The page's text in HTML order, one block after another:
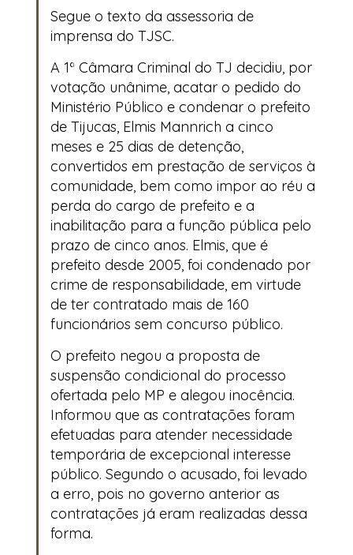
Segue o texto da assessoria de
imprensa do TJSC.
A 1ª Câmara Criminal do TJ decidiu, por
votação unânime, acatar o pedido do
Ministério Público e condenar o prefeito
de Tijucas, Elmis Mannrich a cinco
meses e 25 dias de detenção,
convertidos em prestação de serviços à
comunidade, bem como impor ao réu a
perda do cargo de prefeito e a
inabilitação para a função pública pelo
prazo de cinco anos. Elmis, que é
prefeito desde 2005, foi condenado por
crime de responsabilidade, em virtude
de ter contratado mais de 160
funcionários sem concurso público.
O prefeito negou a proposta de
suspensão condicional do processo
ofertada pelo MP e alegou inocência.
Informou que as contratações foram
efetuadas para atender necessidade
temporária de excepcional interesse
público. Segundo o acusado, foi levado
a erro, pois no governo anterior as
contratações já eram realizadas dessa
forma.